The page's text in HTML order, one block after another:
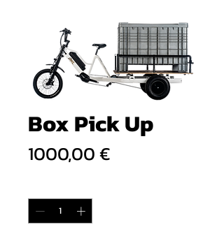
Box Pick Up
1000,00 €Prezzo